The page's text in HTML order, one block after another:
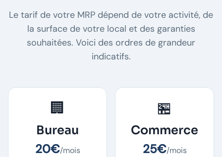
Le tarif de votre MRP dépend de votre activité, de
la surface de votre local et des garanties
souhaitées. Voici des ordres de grandeur
indicatifs.
🏢
Bureau
20€/mois
🏪
Commerce
25€/mois